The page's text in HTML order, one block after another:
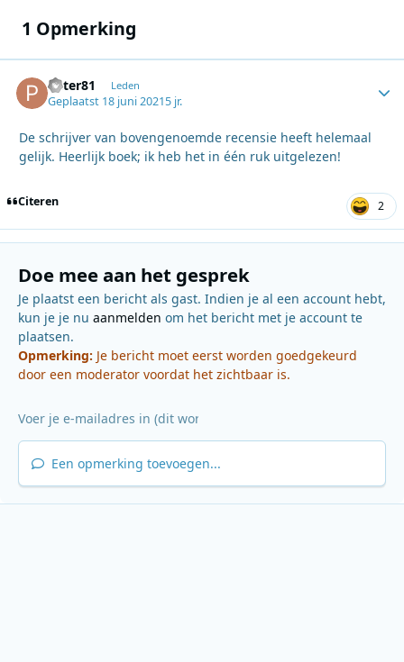
1 Opmerking
Peter81 Leden
Geplaatst 18 juni 20215 jr.
De schrijver van bovengenoemde recensie heeft helemaal
gelijk. Heerlijk boek; ik heb het in één ruk uitgelezen!
Citeren 2
Doe mee aan het gesprek
Je plaatst een bericht als gast. Indien je al een account hebt,
kun je je nu aanmelden om het bericht met je account te
plaatsen.
Opmerking: Je bericht moet eerst worden goedgekeurd
door een moderator voordat het zichtbaar is.
Een opmerking toevoegen...